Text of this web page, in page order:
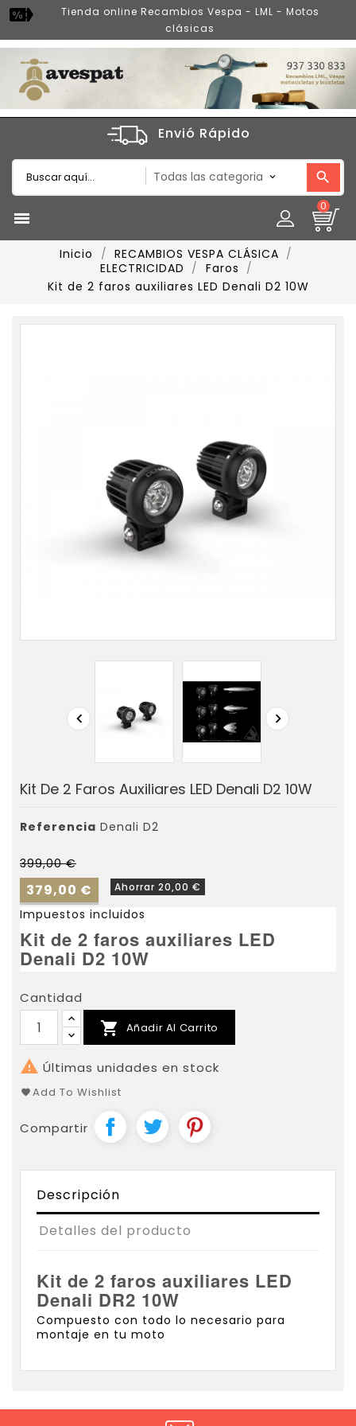
Tienda online Recambios Vespa - LML - Motos
clásicas
Envió Rápido

0
Inicio
RECAMBIOS VESPA CLÁSICA
ELECTRICIDAD
Faros
Kit de 2 faros auxiliares LED Denali D2 10W
 
Kit De 2 Faros Auxiliares LED Denali D2 10W
Referencia Denali D2
399,00 €
379,00 € Ahorrar 20,00 €
Impuestos incluidos
Kit de 2 faros auxiliares LED
Denali D2 10W
Cantidad
 Añadir Al Carrito
 Últimas unidades en stock
Add To Wishlist
Compartir
Descripción
Detalles del producto
Kit de 2 faros auxiliares LED
Denali DR2 10W
Compuesto con todo lo necesario para
montaje en tu moto